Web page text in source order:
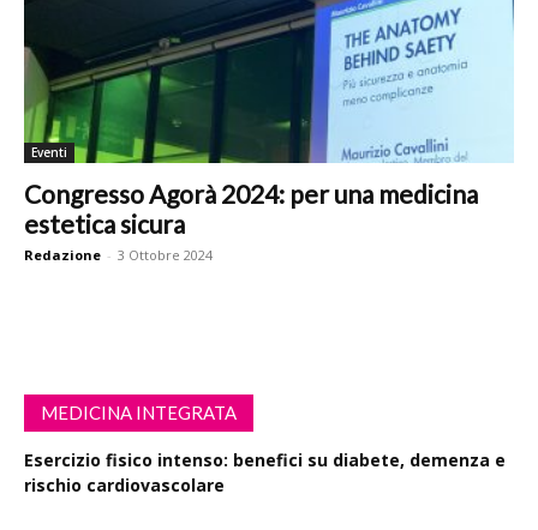
Eventi
Congresso Agorà 2024: per una medicina
estetica sicura
Redazione - 3 Ottobre 2024
MEDICINA INTEGRATA
Esercizio fisico intenso: benefici su diabete, demenza e
rischio cardiovascolare